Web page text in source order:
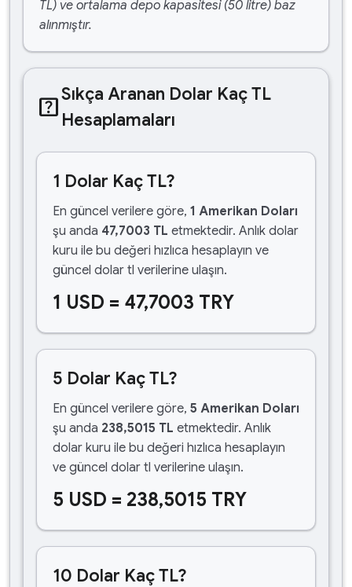
TL) ve ortalama depo kapasitesi (50 litre) baz
alınmıştır.
help_centerSıkça Aranan Dolar Kaç TL
Hesaplamaları
1 Dolar Kaç TL?
En güncel verilere göre, 1 Amerikan Doları
şu anda 47,7003 TL etmektedir. Anlık dolar
kuru ile bu değeri hızlıca hesaplayın ve
güncel dolar tl verilerine ulaşın.
1 USD = 47,7003 TRY
5 Dolar Kaç TL?
En güncel verilere göre, 5 Amerikan Doları
şu anda 238,5015 TL etmektedir. Anlık
dolar kuru ile bu değeri hızlıca hesaplayın
ve güncel dolar tl verilerine ulaşın.
5 USD = 238,5015 TRY
10 Dolar Kaç TL?